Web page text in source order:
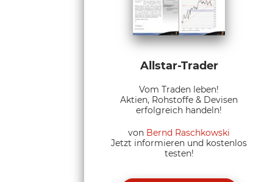
Allstar-Trader
Vom Traden leben!
Aktien, Rohstoffe & Devisen
erfolgreich handeln!
von Bernd Raschkowski
Jetzt informieren und kostenlos
testen!